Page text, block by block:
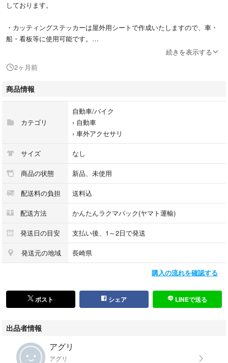
しております。
・カッティングステッカーは屋外用シートで作成いたしますので、車・
船・看板等に使用可能です。
＊専用の機械を使用して作成致しますが多少のズレ等が発生する場合があ
ります。
発送は曲がり防止対策として厚紙を当てて普通郵便で発送致します。送料
150円
長尺物のステッカーの送料、発送方法はご相談の上とします。【ヤマト
便】送料300〜1000円
続きを表示する
2ヶ月前
商品情報
カテゴリ
自動車/バイク
› 自動車
› 車外アクセサリ
サイズ なし
商品の状態 新品、未使用
配送料の負担 送料込
配送方法 かんたんラクマパック(ヤマト運輸)
発送日の目安 支払い後、1～2日で発送
発送元の地域 長崎県
購入の流れを確認する
ポスト シェア LINEで送る
出品者情報
アグリ
アグリ